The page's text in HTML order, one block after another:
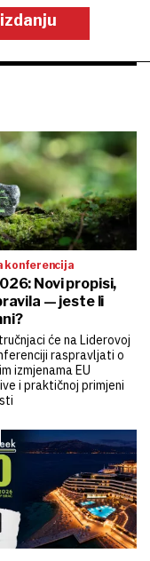
konferencija
Novi propisi,
— jeste li
će na Liderovoj
raspravljati o
izmjenama EU
i praktičnoj primjeni